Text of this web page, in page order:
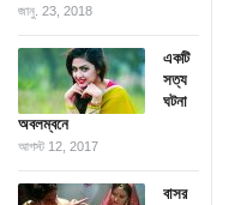
জানু. 23, 2018
একটি
সত্য
ঘটনা
অবলম্বনে
আগস্ট 12, 2017
বাসর